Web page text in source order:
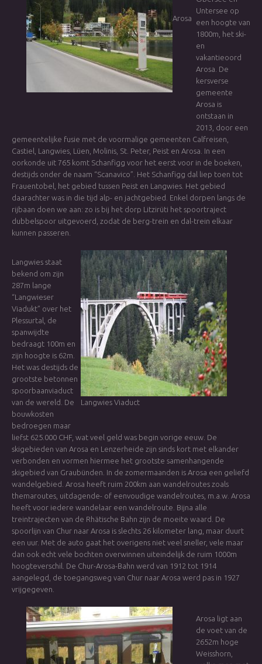
Arosa
Untersee op
een hoogte van
1800m, het ski-
en
vakantieoord
Arosa. De
kersverse
gemeente
Arosa is
ontstaan in
2013, door een
gemeentelijke fusie met de voormalige gemeenten Calfreisen,
Castiel, Langwies, Lüen, Molinis, St. Peter, Peist en Arosa. In een
oorkonde uit 765 komt Schanfigg voor het eerst voor in de boeken,
destijds onder de naam “Scanavico”. Het Schanfigg dal liep toen tot
Frauentobel, het gebied tussen Peist en Langwies. Het gebied
daarachter was in die tijd alp- en jachtgebied. Enkel dorpen langs de
rijbaan doen we aan: zo is bij het dorp Litzirüti het spoortraject
dubbelspoor uitgevoerd, zodat de berg-trein en dal-trein elkaar
kunnen passeren.
Langwies Viaduct
Langwies staat
bekend om zijn
287m lange
“Langwieser
Viadukt” over het
Plessurtal, de
spanwijdte
bedraagt 100m en
zijn hoogte is 62m.
Het was destijds de
grootste betonnen
spoorbaanviaduct
van de wereld. De
bouwkosten
bedroegen maar
liefst 625.000 CHF, wat veel geld was begin vorige eeuw. De
skigebieden van Arosa en Lenzerheide zijn sinds kort met elkander
verbonden en vormen hiermee het grootste samenhangende
skigebied van Graubünden. In de zomermaanden is Arosa een geliefd
wandelgebied. Arosa heeft ruim 200km aan wandelroutes zoals
themaroutes, uitdagende- of eenvoudige wandelroutes, m.a.w. Arosa
heeft voor iedere wandelaar een wandelroute. Bijna alle
treintrajecten van de Rhätische Bahn zijn de moeite waard. De
spoorlijn van Chur naar Arosa is slechts 26 kilometer lang, maar duurt
een uur. Met de auto gaat het overigens niet veel sneller, vele maar
dan ook echt vele bochten overwinnen uiteindelijk de ruim 1000m
hoogteverschil. De Chur-Arosa-Bahn werd van 1912 tot 1914
aangelegd, de toegangsweg van Chur naar Arosa werd pas in 1927
vrijgegeven.
Arosa ligt aan
de voet van de
2652m hoge
Weisshorn,